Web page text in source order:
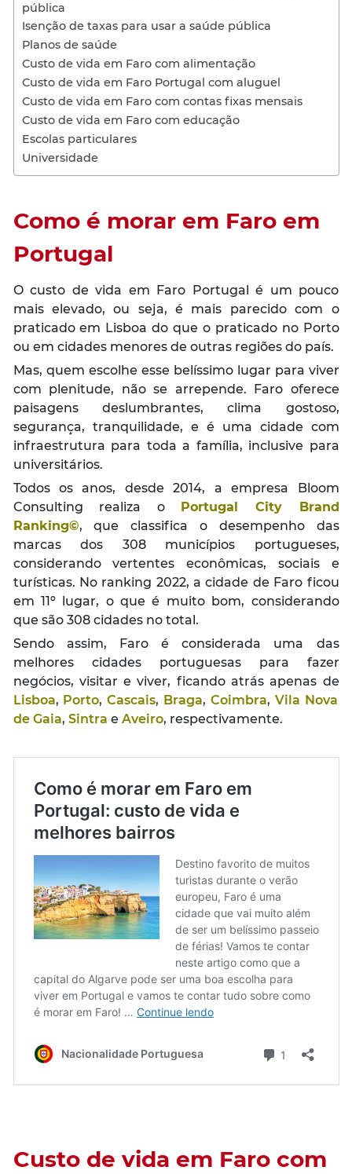
pública
Isenção de taxas para usar a saúde pública
Planos de saúde
Custo de vida em Faro com alimentação
Custo de vida em Faro Portugal com aluguel
Custo de vida em Faro com contas fixas mensais
Custo de vida em Faro com educação
Escolas particulares
Universidade
Como é morar em Faro em
Portugal
O custo de vida em Faro Portugal é um pouco
mais elevado, ou seja, é mais parecido com o
praticado em Lisboa do que o praticado no Porto
ou em cidades menores de outras regiões do país.
Mas, quem escolhe esse belíssimo lugar para viver
com plenitude, não se arrepende. Faro oferece
paisagens deslumbrantes, clima gostoso,
segurança, tranquilidade, e é uma cidade com
infraestrutura para toda a família, inclusive para
universitários.
Todos os anos, desde 2014, a empresa Bloom
Consulting realiza o
Portugal City Brand
Ranking©, que classifica o desempenho das
marcas dos 308 municípios portugueses,
considerando vertentes econômicas, sociais e
turísticas. No ranking 2022, a cidade de Faro ficou
em 11º lugar, o que é muito bom, considerando
que são 308 cidades no total.
Sendo assim, Faro é considerada uma das
melhores cidades portuguesas para fazer
negócios, visitar e viver, ficando atrás apenas de
Lisboa, Porto,Cascais, Braga, Coimbra, Vila Nova
de Gaia, Sintra e Aveiro, respectivamente.
Custo de vida em Faro com